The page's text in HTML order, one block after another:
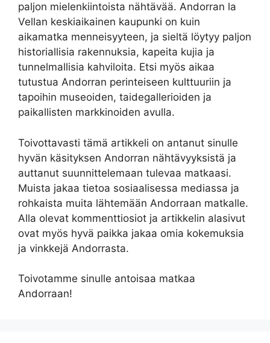
paljon mielenkiintoista nähtävää. Andorran la
Vellan keskiaikainen kaupunki on kuin
aikamatka menneisyyteen, ja sieltä löytyy paljon
historiallisia rakennuksia, kapeita kujia ja
tunnelmallisia kahviloita. Etsi myös aikaa
tutustua Andorran perinteiseen kulttuuriin ja
tapoihin museoiden, taidegallerioiden ja
paikallisten markkinoiden avulla.
Toivottavasti tämä artikkeli on antanut sinulle
hyvän käsityksen Andorran nähtävyyksistä ja
auttanut suunnittelemaan tulevaa matkaasi.
Muista jakaa tietoa sosiaalisessa mediassa ja
rohkaista muita lähtemään Andorraan matkalle.
Alla olevat kommenttiosiot ja artikkelin alasivut
ovat myös hyvä paikka jakaa omia kokemuksia
ja vinkkejä Andorrasta.
Toivotamme sinulle antoisaa matkaa
Andorraan!